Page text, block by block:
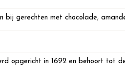
bij gerechten met chocolade,
opgericht in 1692 en behoort tot